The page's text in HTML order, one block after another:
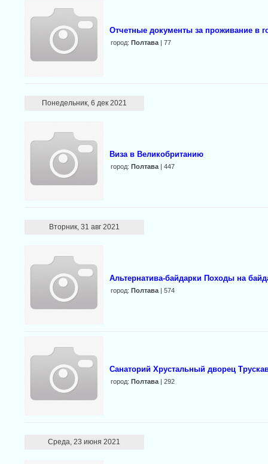
Отчетные документы за проживание в
город: Полтава| 77
Понедельник, 6 дек 2021
Виза в Великобританию
город: Полтава| 447
Вторник, 31 авг 2021
Альтернатива-байдарки Походы на
город: Полтава| 574
Санаторий Хрустальный дворец
город: Полтава| 292
Среда, 23 июня 2021